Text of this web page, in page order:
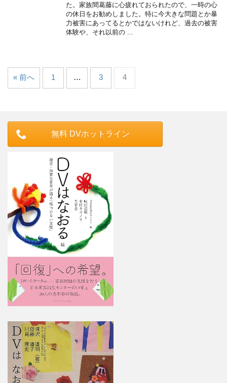
た。家族間葛藤に心疲れておられたので、一時の心
の休日をお勧めしました。特に今大きな問題とか暴
力被害にあってるとかではないけれど、過去の被害
体験や、それ以前の ...
« 前へ 1 … 3 4
無料 DVホットライン